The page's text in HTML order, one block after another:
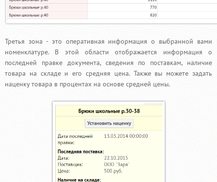
Третья зона - это оперативная информация о выбранной вами
номенклатуре. В этой области отображается информация о
последней правке документа, сведения по поставкам, наличие
товара на складе и его средняя цена. Также вы можете задать
наценку товара в процентах на основе средней цены.